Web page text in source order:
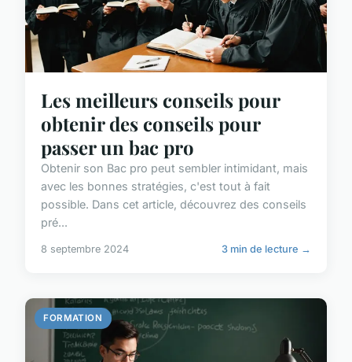
Les meilleurs conseils pour
obtenir des conseils pour
passer un bac pro
Obtenir son Bac pro peut sembler intimidant, mais
avec les bonnes stratégies, c'est tout à fait
possible. Dans cet article, découvrez des conseils
pré...
8 septembre 2024 3 min de lecture →
FORMATION